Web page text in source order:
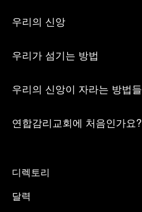
우리의 신앙
우리가 섬기는 방법
우리의 신앙이 자라는 방법들
연합감리교회에 처음인가요?
디렉토리
달력